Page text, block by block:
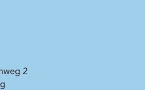
innen.
das industriell hergestellte
anmutender Leuchtkraft
in kalkweißen und
Nuancen.
2